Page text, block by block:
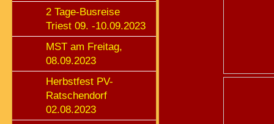
2 Tage-Busreise
Triest 09. -10.09.2023
MST am Freitag,
08.09.2023
Herbstfest PV-
Ratschendorf
02.08.2023